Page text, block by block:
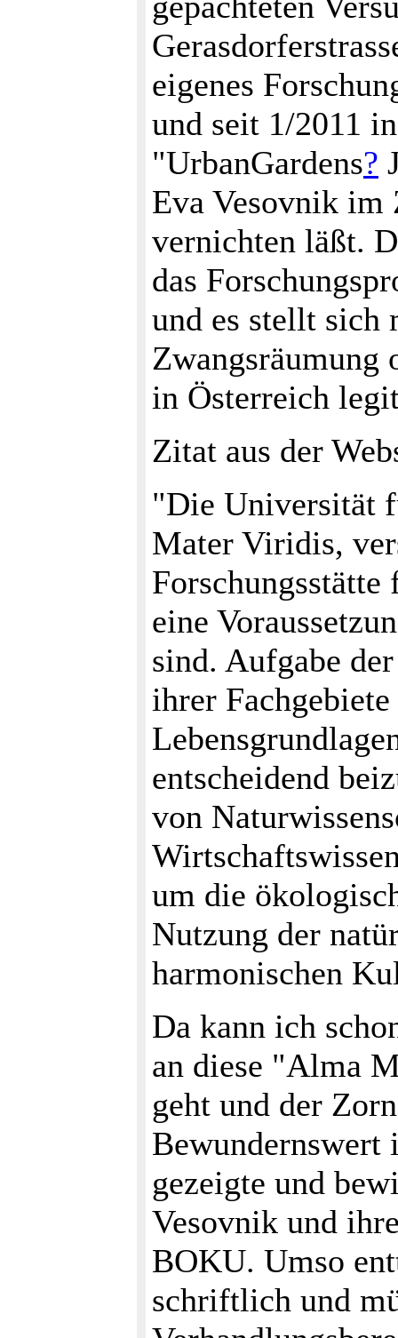
eigenes
und seit 1/2011
"UrbanGardens?
Eva Vesovnik im
vernichten läßt.
das
und es stellt sich
Zwangsräumung
in Österreich
Zitat aus der
"Die Universität
Mater Viridis,
Forschungsstätte
eine
sind. Aufgabe
ihrer
entscheidend
von
um die
Nutzung der
harmonischen
Da kann ich
an diese "Alma
geht und der
Bewundernswert
gezeigte und
Vesovnik und
BOKU. Umso
schriftlich und